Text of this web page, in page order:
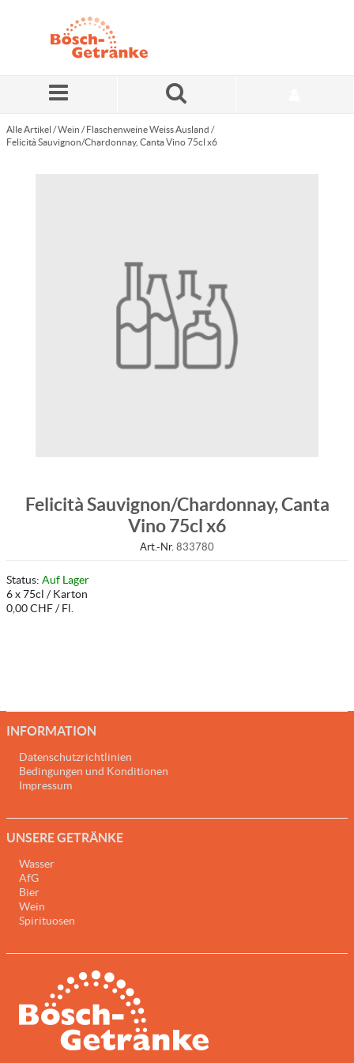
Alle Artikel /Wein / Flaschenweine Weiss Ausland /
Felicità Sauvignon/Chardonnay, Canta Vino 75cl x6
Felicità Sauvignon/Chardonnay, Canta
Vino 75cl x6
Art.-Nr. 833780
Status: Auf Lager
6 x 75cl / Karton
0,00 CHF / Fl.
INFORMATION
Datenschutzrichtlinien
Bedingungen und Konditionen
Impressum
UNSERE GETRÄNKE
Wasser
AfG
Bier
Wein
Spirituosen